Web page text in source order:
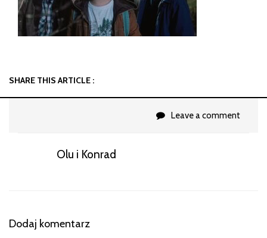
SHARE THIS ARTICLE :
Leave a comment
Olu i Konrad
Dodaj komentarz